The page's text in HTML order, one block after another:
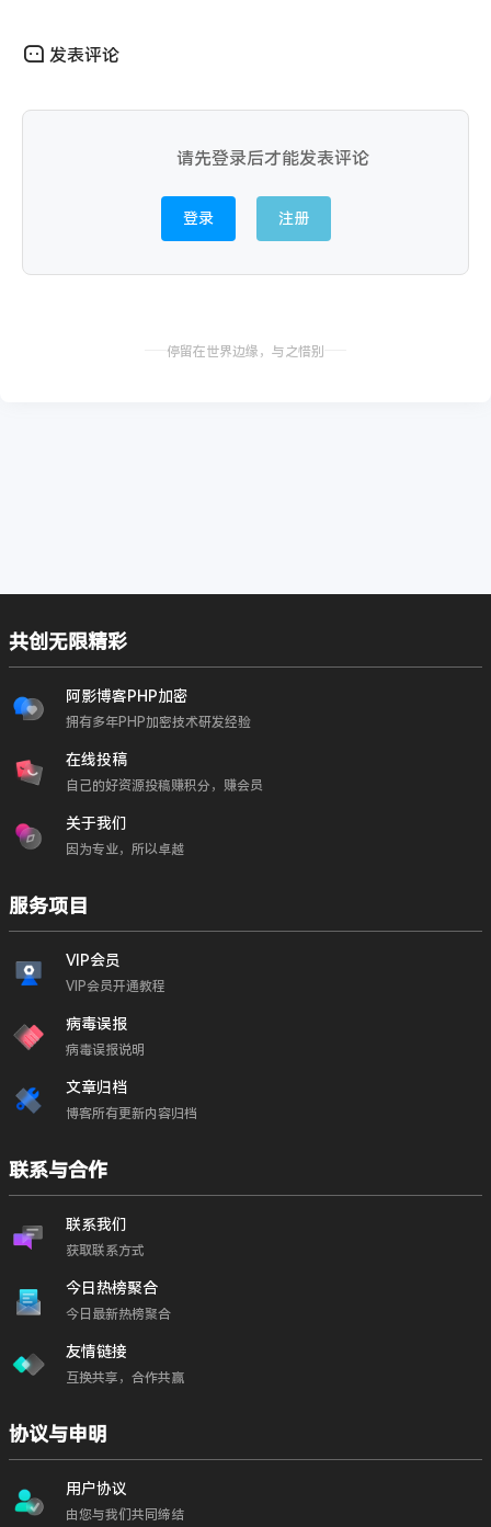
发表评论
请先登录后才能发表评论
登录 注册
停留在世界边缘，与之惜别
共创无限精彩
阿影博客PHP加密
拥有多年PHP加密技术研发经验
在线投稿
自己的好资源投稿赚积分，赚会员
关于我们
因为专业，所以卓越
服务项目
VIP会员
VIP会员开通教程
病毒误报
病毒误报说明
文章归档
博客所有更新内容归档
联系与合作
联系我们
获取联系方式
今日热榜聚合
今日最新热榜聚合
友情链接
互换共享，合作共赢
协议与申明
用户协议
由您与我们共同缔结